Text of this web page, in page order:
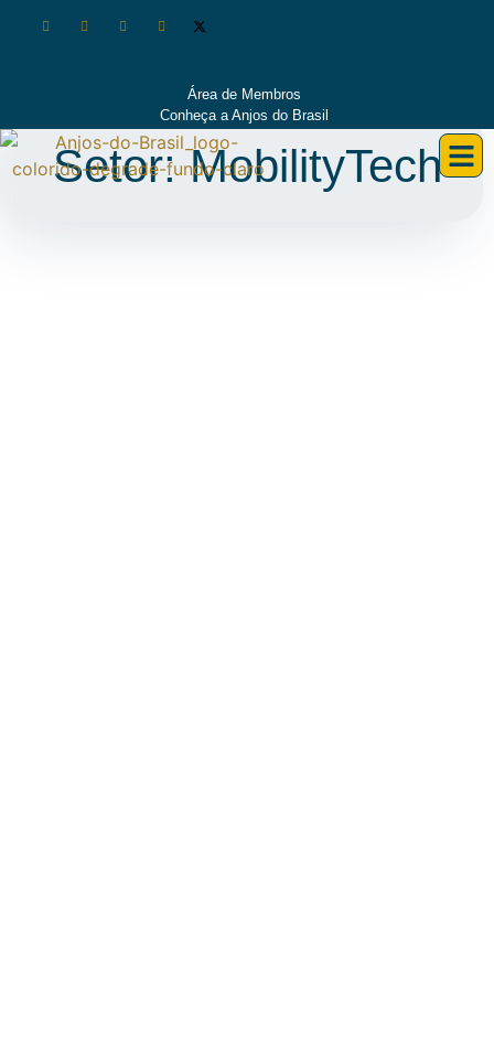
Área de Membros
Conheça a Anjos do Brasil
Setor: MobilityTech